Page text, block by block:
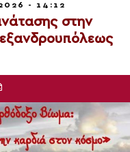
- 14:12
στην